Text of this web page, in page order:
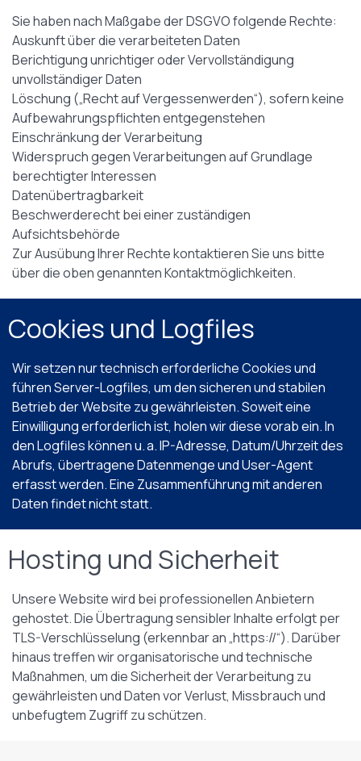
Sie haben nach Maßgabe der DSGVO folgende Rechte:
Auskunft über die verarbeiteten Daten
Berichtigung unrichtiger oder Vervollständigung
unvollständiger Daten
Löschung („Recht auf Vergessenwerden“), sofern keine
Aufbewahrungspflichten entgegenstehen
Einschränkung der Verarbeitung
Widerspruch gegen Verarbeitungen auf Grundlage
berechtigter Interessen
Datenübertragbarkeit
Beschwerderecht bei einer zuständigen
Aufsichtsbehörde
Zur Ausübung Ihrer Rechte kontaktieren Sie uns bitte
über die oben genannten Kontaktmöglichkeiten.
Cookies und Logfiles
Wir setzen nur technisch erforderliche Cookies und
führen Server-Logfiles, um den sicheren und stabilen
Betrieb der Website zu gewährleisten. Soweit eine
Einwilligung erforderlich ist, holen wir diese vorab ein. In
den Logfiles können u. a. IP-Adresse, Datum/Uhrzeit des
Abrufs, übertragene Datenmenge und User-Agent
erfasst werden. Eine Zusammenführung mit anderen
Daten findet nicht statt.
Hosting und Sicherheit
Unsere Website wird bei professionellen Anbietern
gehostet. Die Übertragung sensibler Inhalte erfolgt per
TLS-Verschlüsselung (erkennbar an „https://“). Darüber
hinaus treffen wir organisatorische und technische
Maßnahmen, um die Sicherheit der Verarbeitung zu
gewährleisten und Daten vor Verlust, Missbrauch und
unbefugtem Zugriff zu schützen.